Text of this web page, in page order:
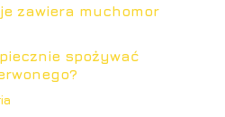
zawiera muchomor
spożywać